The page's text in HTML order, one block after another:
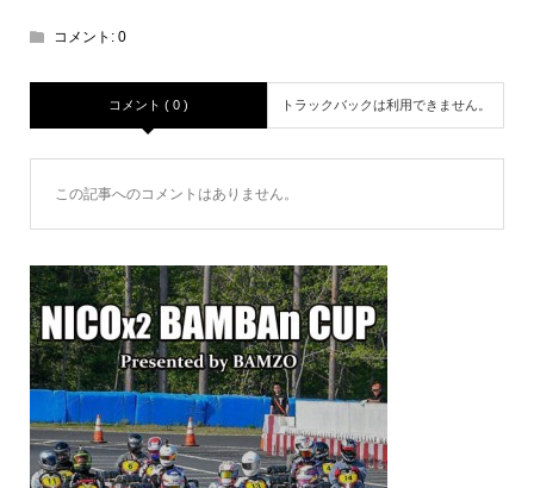
コメント: 0
コメント ( 0 ) トラックバックは利用できません。
この記事へのコメントはありません。